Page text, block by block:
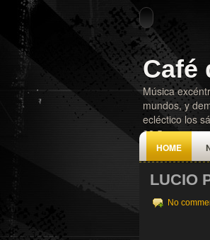
Café
Música
mundos, y
ecléctico los
92.5
HOME
LUCIO
No